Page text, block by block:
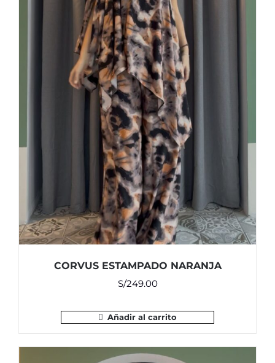
CORVUS ESTAMPADO NARANJA
S/249.00
Añadir al carrito